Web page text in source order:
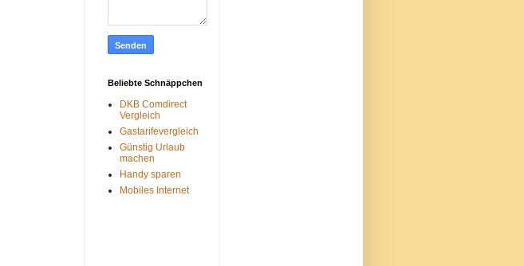
Beliebte Schnäppchen
DKB Comdirect
Vergleich
Gastarifevergleich
Günstig Urlaub
machen
Handy sparen
Mobiles Internet